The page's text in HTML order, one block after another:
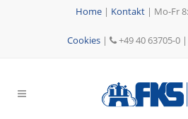
Home | Kontakt | Mo-Fr
Cookies| +49 40 63705-0 |